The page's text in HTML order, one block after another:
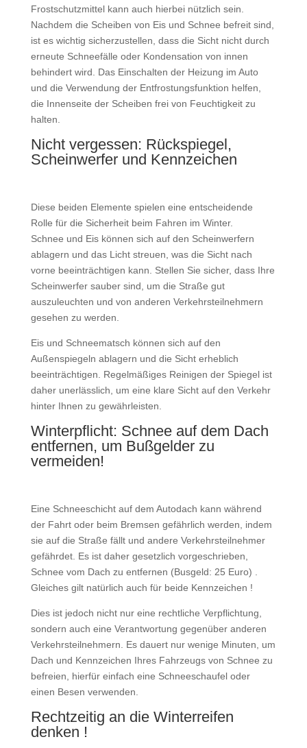
Frostschutzmittel kann auch hierbei nützlich sein.
Nachdem die Scheiben von Eis und Schnee befreit sind,
ist es wichtig sicherzustellen, dass die Sicht nicht durch
erneute Schneefälle oder Kondensation von innen
behindert wird. Das Einschalten der Heizung im Auto
und die Verwendung der Entfrostungsfunktion helfen,
die Innenseite der Scheiben frei von Feuchtigkeit zu
halten.
Nicht vergessen: Rückspiegel,
Scheinwerfer und Kennzeichen
Diese beiden Elemente spielen eine entscheidende
Rolle für die Sicherheit beim Fahren im Winter.
Schnee und Eis können sich auf den Scheinwerfern
ablagern und das Licht streuen, was die Sicht nach
vorne beeinträchtigen kann. Stellen Sie sicher, dass Ihre
Scheinwerfer sauber sind, um die Straße gut
auszuleuchten und von anderen Verkehrsteilnehmern
gesehen zu werden.
Eis und Schneematsch können sich auf den
Außenspiegeln ablagern und die Sicht erheblich
beeinträchtigen. Regelmäßiges Reinigen der Spiegel ist
daher unerlässlich, um eine klare Sicht auf den Verkehr
hinter Ihnen zu gewährleisten.
Winterpflicht: Schnee auf dem Dach
entfernen, um Bußgelder zu
vermeiden!
Eine Schneeschicht auf dem Autodach kann während
der Fahrt oder beim Bremsen gefährlich werden, indem
sie auf die Straße fällt und andere Verkehrsteilnehmer
gefährdet. Es ist daher gesetzlich vorgeschrieben,
Schnee vom Dach zu entfernen (Busgeld: 25 Euro) .
Gleiches gilt natürlich auch für beide Kennzeichen !
Dies ist jedoch nicht nur eine rechtliche Verpflichtung,
sondern auch eine Verantwortung gegenüber anderen
Verkehrsteilnehmern. Es dauert nur wenige Minuten, um
Dach und Kennzeichen Ihres Fahrzeugs von Schnee zu
befreien, hierfür einfach eine Schneeschaufel oder
einen Besen verwenden.
Rechtzeitig an die Winterreifen
denken !